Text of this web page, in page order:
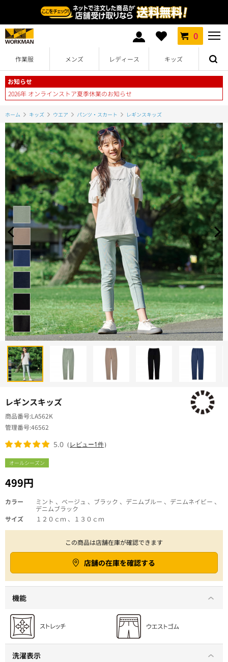
0
作業服 メンズ レディース キッズ
お知らせ
2026年 オンラインストア夏季休業のお知らせ
ホーム キッズ ウエア パンツ・スカート レギンスキッズ
レギンスキッズ
オールシーズン
499円
商品番号 LA562K
管理番号46562
5.0 （レビュー1件）
カラー
ミント 、ベージュ 、ブラック 、デニムブルー 、デニムネイビー 、
デニムブラック
サイズ
１２０ｃｍ 、１３０ｃｍ
この商品は店舗在庫が確認できます
店舗の在庫を確認する
機能
洗濯表示